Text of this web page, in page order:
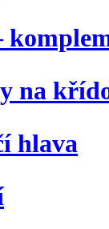
na
hlava